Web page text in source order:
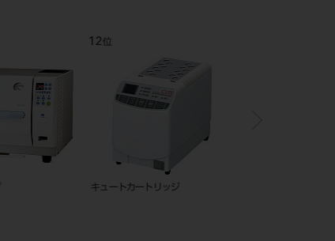
12位
キュートカートリッジ